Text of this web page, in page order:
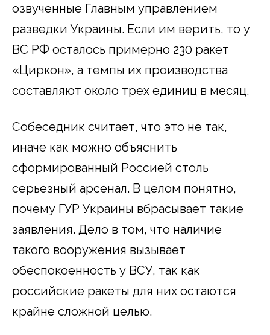
озвученные Главным управлением
разведки Украины. Если им верить, то у
ВС РФ осталось примерно 230 ракет
«Циркон», а темпы их производства
составляют около трех единиц в месяц.
Собеседник считает, что это не так,
иначе как можно объяснить
сформированный Россией столь
серьезный арсенал. В целом понятно,
почему ГУР Украины вбрасывает такие
заявления. Дело в том, что наличие
такого вооружения вызывает
обеспокоенность у ВСУ, так как
российские ракеты для них остаются
крайне сложной целью.